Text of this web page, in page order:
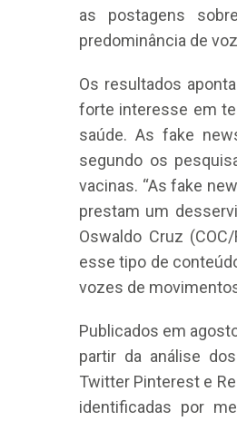
as postagens
predominância de
Os resultados
forte interesse em
saúde. As fake
segundo os
vacinas. “As fake
prestam um
Oswaldo Cruz
esse tipo de
vozes de
Publicados em
partir da análise
Twitter Pinterest e
identificadas por
da
29 de